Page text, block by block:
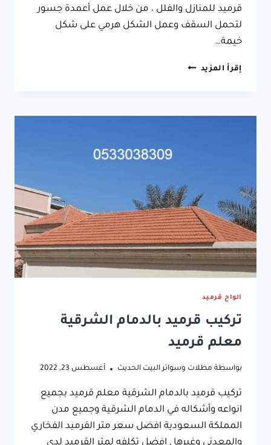
قرميد للمنازل والفلل ، من خلال عمل أعمدة جسور
لتحمل السقف وعمل الشكل هرمي على شكل
خيمة…
إقرأ المزيد تركيب
والظهران
الواح قرميد
تركيب قرميد بالدمام الشرقية
معلم قرميد
بواسطة مظلات وسواتر البيت الحديث أغسطس 23, 2022
تركيب قرميد بالدمام الشرقية معلم قرميد بجميع
انواعه وأشكاله في الدمام الشرقية وجميع مدن
المملكة السعودية افضل سعر متر القرميد الفخاري